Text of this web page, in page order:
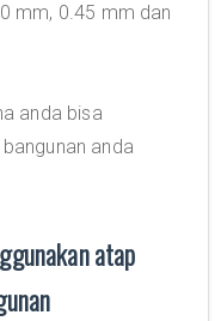
mm, 0.45 mm dan
anda bisa
anda
atap